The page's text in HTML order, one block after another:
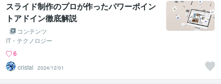
スライド制作のプロが作ったパワーポイン
トアドイン徹底解説
コンテンツ
IT・テクノロジー
6
cristal
2024/12/01